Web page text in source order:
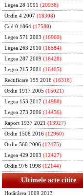
Legea 28 1991 (20938)
Ordin 4 2007 (18308)
Cod 0 1864 (17580)
Legea 571 2003 (16960)
Legea 263 2010 (16584)
Legea 287 2009 (16428)
Legea 215 2001 (16405)
Rectificare 155 2016 (16316)
Ordin 1917 2005 (15021)
Legea 153 2017 (14988)
Legea 273 2006 (14456)
Raport 1937 2021 (13927)
Ordin 1508 2016 (12960)
Ordin 560 2006 (12475)
Legea 429 2003 (12427)
Ordin 976 1998 (12144)
Ultimele acte citite
Hotărârea 1009 2013